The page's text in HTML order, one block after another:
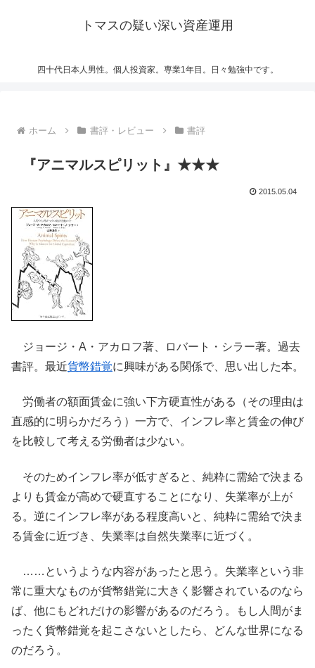
トマスの疑い深い資産運用
四十代日本人男性。個人投資家。専業1年目。日々勉強中です。
ホーム 書評・レビュー 書評
『アニマルスピリット』★★★
2015.05.04
ジョージ・A・アカロフ著、ロバート・シラー著。過去
書評。最近貨幣錯覚に興味がある関係で、思い出した本。
労働者の額面賃金に強い下方硬直性がある（その理由は
直感的に明らかだろう）一方で、インフレ率と賃金の伸び
を比較して考える労働者は少ない。
そのためインフレ率が低すぎると、純粋に需給で決まる
よりも賃金が高めで硬直することになり、失業率が上が
る。逆にインフレ率がある程度高いと、純粋に需給で決ま
る賃金に近づき、失業率は自然失業率に近づく。
……というような内容があったと思う。失業率という非
常に重大なものが貨幣錯覚に大きく影響されているのなら
ば、他にもどれだけの影響があるのだろう。もし人間がま
ったく貨幣錯覚を起こさないとしたら、どんな世界になる
のだろう。